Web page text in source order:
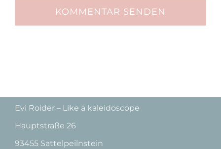
Evi Roider – Like a kaleidoscope
Hauptstraße 26
93455 Sattelpeilnstein